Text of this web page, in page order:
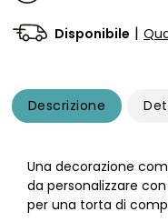
Disponibile |
Descrizione
Una decorazione
da personalizzare
per una torta di